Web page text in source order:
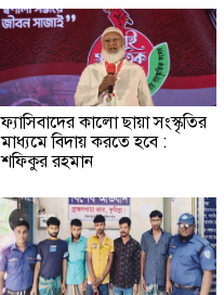
ফ্যাসিবাদের কালো ছায়া সংস্কৃতির
মাধ্যমে বিদায় করতে হবে :
শফিকুর রহমান